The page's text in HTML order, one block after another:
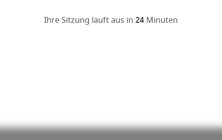
Ihre Sitzung läuft aus in 24 Minuten